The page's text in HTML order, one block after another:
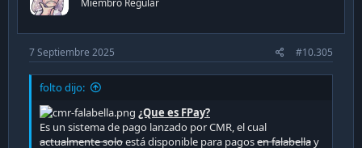
7 Septiembre 2025 #10.305
folto dijo:
¿Que es FPay?
Es un sistema de pago lanzado por CMR, el cual
actualmente soloestá disponible para pagosen falabellay